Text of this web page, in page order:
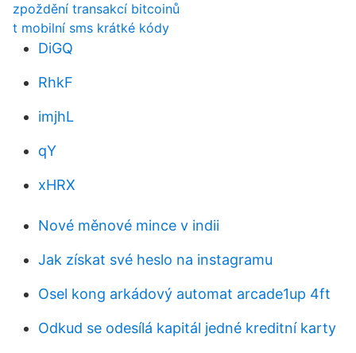
zpoždění transakcí bitcoinů
t mobilní sms krátké kódy
DiGQ
RhkF
imjhL
qY
xHRX
Nové měnové mince v indii
Jak získat své heslo na instagramu
Osel kong arkádový automat arcade1up 4ft
Odkud se odesílá kapitál jedné kreditní karty